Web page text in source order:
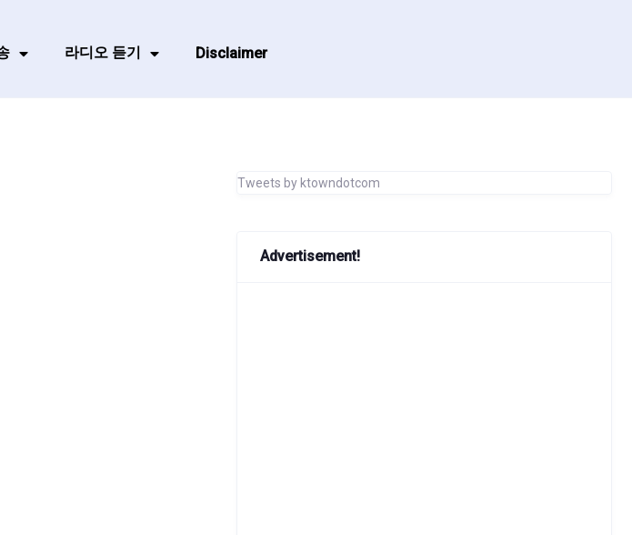
라디오 듣기 Disclaimer
Tweets by ktowndotcom
Advertisement!